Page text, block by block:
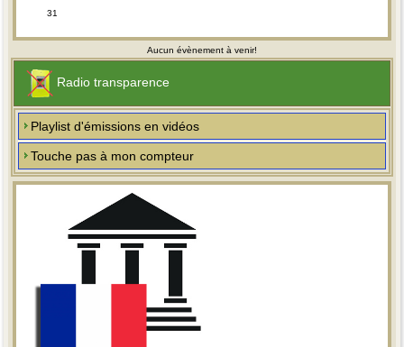
31
Aucun évènement à venir!
Radio transparence
Playlist d'émissions en vidéos
Touche pas à mon compteur